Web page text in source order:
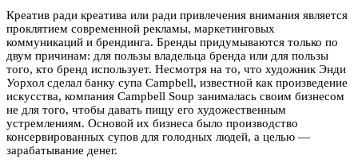
Креатив ради креатива или ради привлечения внимания является
проклятием современной рекламы, маркетинговых
коммуникаций и брендинга. Бренды придумываются только по
двум причинам: для пользы владельца бренда или для пользы
того, кто бренд использует. Несмотря на то, что художник Энди
Уорхол сделал банку супа Campbell, известной как произведение
искусства, компания Campbell Soup занималась своим бизнесом
не для того, чтобы давать пищу его художественным
устремлениям. Основой их бизнеса было производство
консервированных супов для голодных людей, а целью —
зарабатывание денег.